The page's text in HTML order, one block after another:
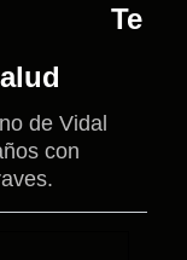
Te
de Vidal
con